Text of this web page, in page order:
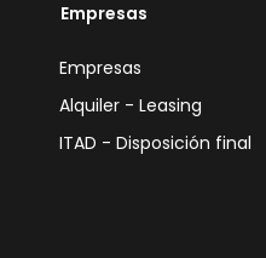
Empresas
Empresas
Alquiler - Leasing
ITAD - Disposición final